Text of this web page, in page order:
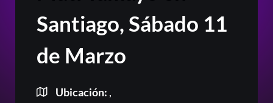
Santiago, Sábado 11
de Marzo
Ubicación: ,